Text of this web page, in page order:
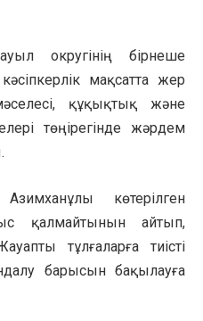
округінің бірнеше
мақсатта жер
құқықтық және
төңірегінде жәрдем
көтерілген
қалмайтынын айтып,
тұлғаларға тиісті
барысын бақылауға